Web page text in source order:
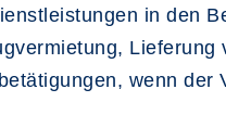
in den
wenn der